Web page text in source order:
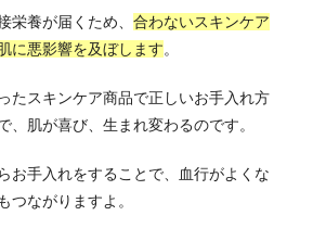
栄養が届くため、 合わないスキンケア
に悪影響を及ぼします。
たスキンケア商品で正しいお手入れ方
、肌が喜び、生まれ変わるのです。
お手入れをすることで、血行がよくな
つながりますよ。